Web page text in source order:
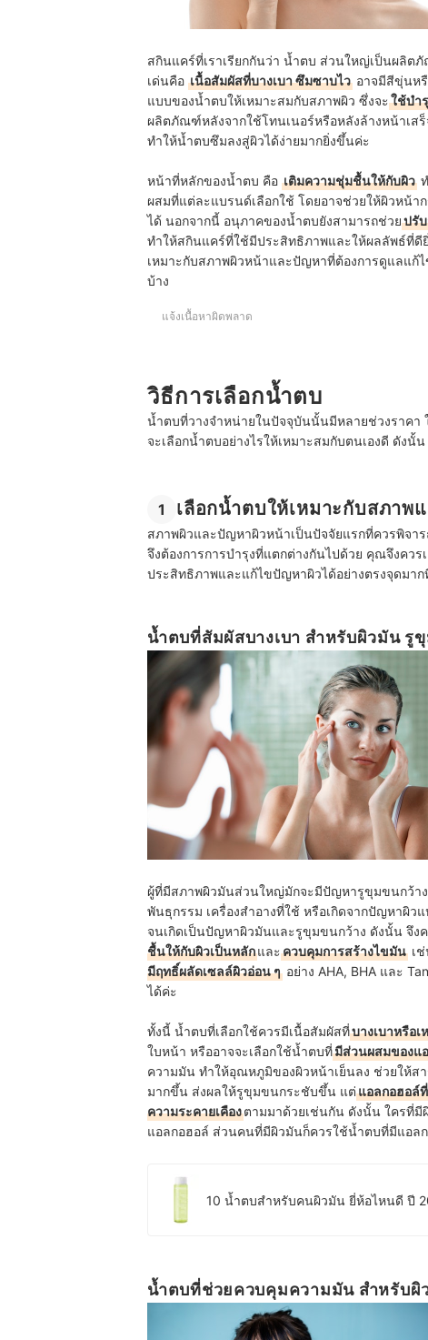
สกินแคร์ที่เราเรียกกันว่า น้ำตบ ส่วนใหญ่เป็นผลิ
เด่นคือ เนื้อสัมผัสที่บางเบา ซึมซาบไว อาจมีสีขุ่นห
แบบของน้ำตบให้เหมาะสมกับสภาพผิว ซึ่งจะใช้บำ
ผลิตภัณฑ์หลังจากใช้โทนเนอร์หรือหลังล้างหน้าเส
ทำให้น้ำตบซึมลงสู่ผิวได้ง่ายมากยิ่งขึ้นค่ะ
หน้าที่หลักของน้ำตบ คือ เติมความชุ่มชื้นให้กับผิว
ผสมที่แต่ละแบรนด์เลือกใช้ โดยอาจช่วยให้ผิวหน้า
ได้ นอกจากนี้ อนุภาคของน้ำตบยังสามารถช่วยปรั
ทำให้สกินแคร์ที่ใช้มีประสิทธิภาพและให้ผลลัพธ์ที่ดี
เหมาะกับสภาพผิวหน้าและปัญหาที่ต้องการดูแลแก้
บ้าง
แจ้งเนื้อหาผิดพลาด
วิธีการเลือกน้ำตบ
น้ำตบที่วางจำหน่ายในปัจจุบันนั้นมีหลายช่วงราคา
จะเลือกน้ำตบอย่างไรให้เหมาะสมกับตนเองดี ดัง
1 เลือกน้ำตบให้เหมาะกับสภาพ
สภาพผิวและปัญหาผิวหน้าเป็นปัจจัยแรกที่ควรพิจ
จึงต้องการการบำรุงที่แตกต่างกันไปด้วย คุณจึงคว
ประสิทธิภาพและแก้ไขปัญหาผิวได้อย่างตรงจุดมา
น้ำตบที่สัมผัสบางเบา สำหรับผิวมัน รู
ผู้ที่มีสภาพผิวมันส่วนใหญ่มักจะมีปัญหารูขุมขนกว้า
พันธุกรรม เครื่องสำอางที่ใช้ หรือเกิดจากปัญหาผิ
จนเกิดเป็นปัญหาผิวมันและรูขุมขนกว้าง ดังนั้น จึ
ชื้นให้กับผิวเป็นหลักและควบคุมการสร้างไขมัน เ
มีฤทธิ์ผลัดเซลล์ผิวอ่อน ๆ อย่าง AHA, BHA และ
ได้ค่ะ
ทั้งนี้ น้ำตบที่เลือกใช้ควรมีเนื้อสัมผัสที่บางเบาหรือ
ใบหน้า หรืออาจจะเลือกใช้น้ำตบที่มีส่วนผสมของแ
ความมัน ทำให้อุณหภูมิของผิวหน้าเย็นลง ช่วยให้ส
มากขึ้น ส่งผลให้รูขุมขนกระชับขึ้น แต่แอลกอฮอล์
ความระคายเคืองตามมาด้วยเช่นกัน ดังนั้น ใครที่มี
แอลกอฮอล์ ส่วนคนที่มีผิวมันก็ควรใช้น้ำตบที่มีแอลก
10 น้ำตบสําหรับคนผิวมัน ยี่ห้อไหนดี ปี
น้ำตบที่ช่วยควบคุมความมัน สำหรับผิ